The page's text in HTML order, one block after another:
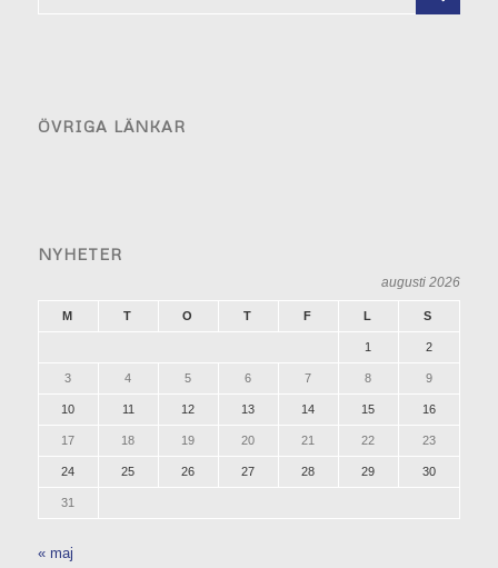
ÖVRIGA LÄNKAR
NYHETER
augusti 2026
M T O T F L S
1 2
3 4 5 6 7 8 9
10 11 12 13 14 15 16
17 18 19 20 21 22 23
24 25 26 27 28 29 30
31
« maj